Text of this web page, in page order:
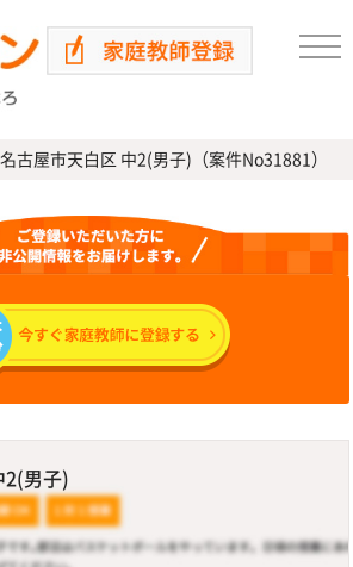
古屋市天白区 中2(男子)（案件No31881）
2(男子)